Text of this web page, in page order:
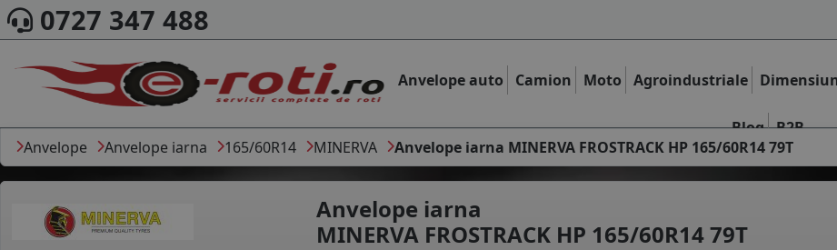
0727 347 488
Anvelope auto Camion Moto Agroindustriale
Blog B2B
Anvelope Anvelope iarna 165/60R14 MINERVA Anvelope iarna MINERVA FROSTRACK HP 165/60R14 79T
Anvelope iarna
MINERVA FROSTRACK HP 165/60R14 79T